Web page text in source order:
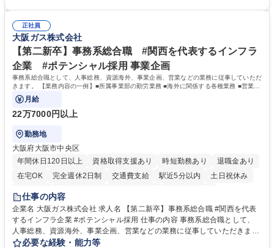
道路施設や道路工事現場の見学ツアー事業 ※入社後は上記いずれかの部門
へ配属。※業務内容変更の範囲：会社の定める業務 募集職種 【都庁グル
ープ】総合職（事務）◇残業月平均9時間未満／有給年平均16日取得
部門など多岐に渡る業務を経験できます。 ■様々なプロジェクト：駐車場
事業の他、新宿駅西口広場内に設置された照明を兼ねた広告「ブライトサ
イン」の管理運営を行うなど、事業収益を生み出す活動を積極的に行って
います。 学歴・資格 学歴：大学院 大学 高専 短大 専修学校 高校 語学力：
資格：
正社員
大阪ガス株式会社
【第二新卒】事務系総合職 #関西を代表するインフラ
企業 #ポテンシャル採用 事業企画
事務系総合職として、人事総務、資源海外、事業企画、営業などの業務に従事していただ
きます。 【業務内容の一例】■所属事業部の勤労業務 ■海外に関係する各種業務 ■営業部
門の企画スタッフ、ルート営業
月給
22万7000円以上
勤務地
大阪府大阪市中央区
年間休日120日以上
資格取得支援あり 時短勤務あり
退職金あり
在宅OK
完全週休2日制 交通費支給 駅近5分以内
土日祝休み
服装自由
第二新卒歓迎
仕事の内容
企業名 大阪ガス株式会社 求人名 【第二新卒】事務系総合職 #関西を代表
するインフラ企業 #ポテンシャル採用 仕事の内容 事務系総合職として、
人事総務、資源海外、事業企画、営業などの業務に従事していただきま
す。 【業務内容の一例】■所属事業部の勤労業務 ■海外に関係する各種業
必要な経験・能力等